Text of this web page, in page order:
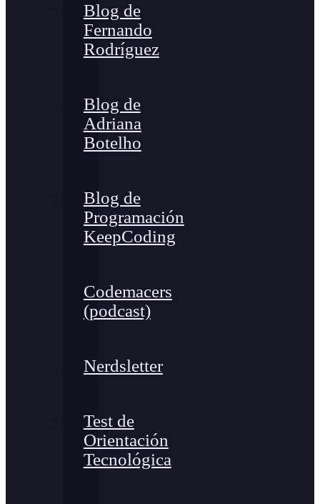
Blog de
Fernando
Rodríguez
Blog de
Adriana
Botelho
Blog de
Programación
KeepCoding
Codemacers
(podcast)
Nerdsletter
Test de
Orientación
Tecnológica